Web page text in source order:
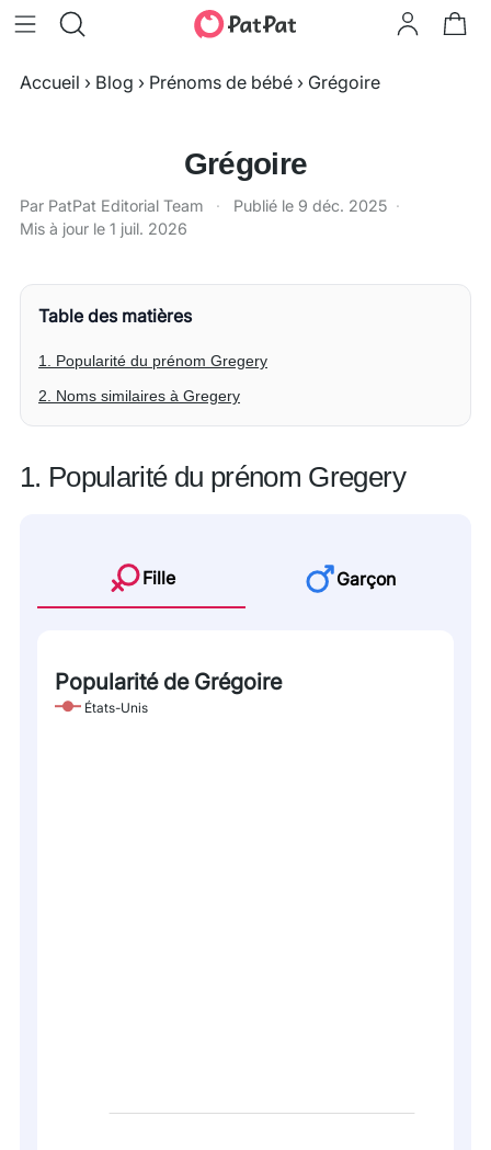
Accueil › Blog › Prénoms de bébé › Grégoire
Grégoire
Par PatPat Editorial Team · Publié le 9 déc. 2025 ·
Mis à jour le 1 juil. 2026
Table des matières
1. Popularité du prénom Gregery
2. Noms similaires à Gregery
1. Popularité du prénom Gregery
Fille Garçon
Popularité de Grégoire
États-Unis